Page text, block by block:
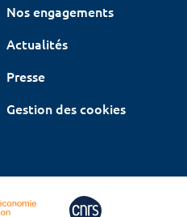
Nos engagements
Actualités
Presse
Gestion des cookies